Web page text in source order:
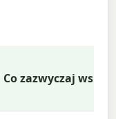
Co zazwyczaj